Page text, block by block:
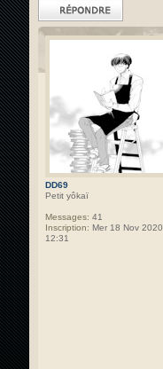
Répondre
DD69
Petit yôkaï
Messages: 41
Inscription: Mer 18 Nov 2020,
12:31